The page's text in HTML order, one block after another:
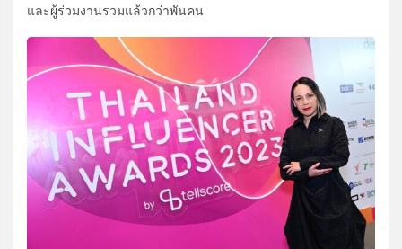
และผู้ร่วมงานรวมแล้วกว่าพันคน